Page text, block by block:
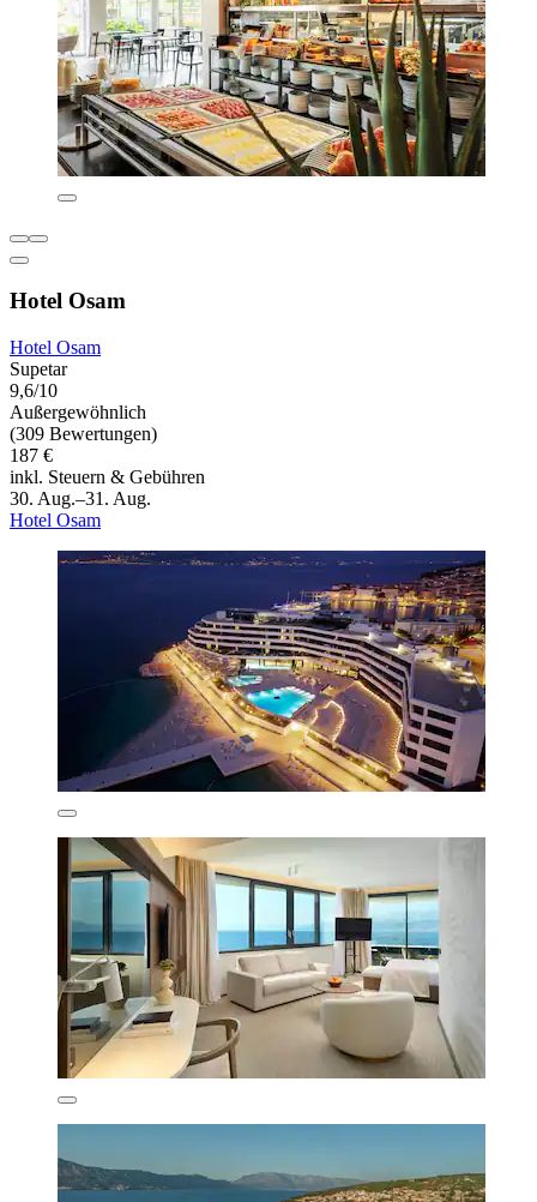
Hotel Osam
Hotel Osam
Supetar
9,6/10
Außergewöhnlich
(309 Bewertungen)
187 €
inkl. Steuern & Gebühren
30. Aug.–31. Aug.
Hotel Osam